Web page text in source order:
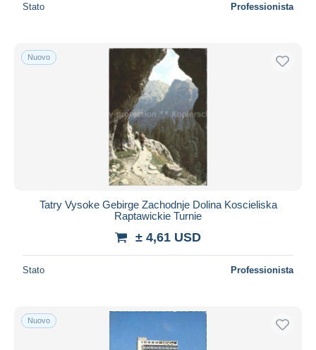
Stato Professionista
Nuovo
Tatry Vysoke Gebirge Zachodnje Dolina Koscieliska
Raptawickie Turnie
± 4,61 USD
Stato Professionista
Nuovo